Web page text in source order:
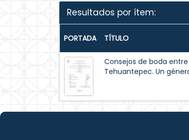
Resultados por ítem:
PORTADA TÍTULO
Consejos de boda
Tehuantepec. Un